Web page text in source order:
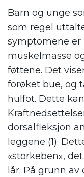
Barn og unge
som regel
symptomene er
muskelmasse
føttene. Det
forøket bue, og
hulfot. Dette
dorsalfleksjon
leggene (1).
«storkeben»,
lår. På grunn